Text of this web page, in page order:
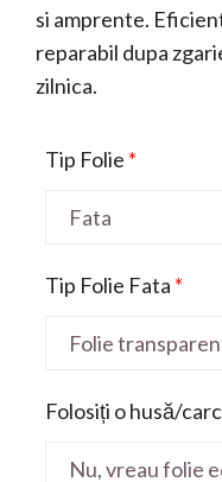
si amprente.
reparabil dupa
zilnica.
Tip Folie *
Tip Folie Fata *
Folosiți o husă/